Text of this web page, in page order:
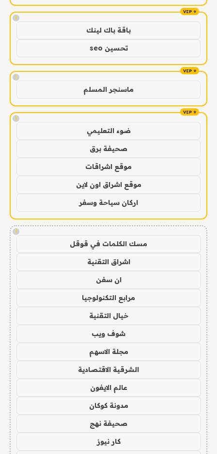
!
باقة باك لينك
تحسين seo
!
ماسنجر المسلم
!
ضوء التعليمي
صحيفة برق
موقع اشراقات
موقع اشراق اون لاين
اركان سياحة وسفر
!
مسك الكلمات في قوقل
اشراق التقنية
ان سفن
مرابع التكنولوجيا
خيال التقنية
شوف ويب
مجلة الاسهم
الشرقية الاقتصادية
عالم الايفون
مدونة كوكان
صحيفة نهج
كار نيوز